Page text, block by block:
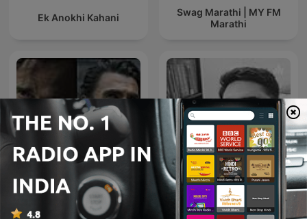
Ek Anokhi Kahani
Swag Marathi | MY FM
Marathi
Dhurandhar-Ghaayal hu
isliye ghatak hu
Geet Purane